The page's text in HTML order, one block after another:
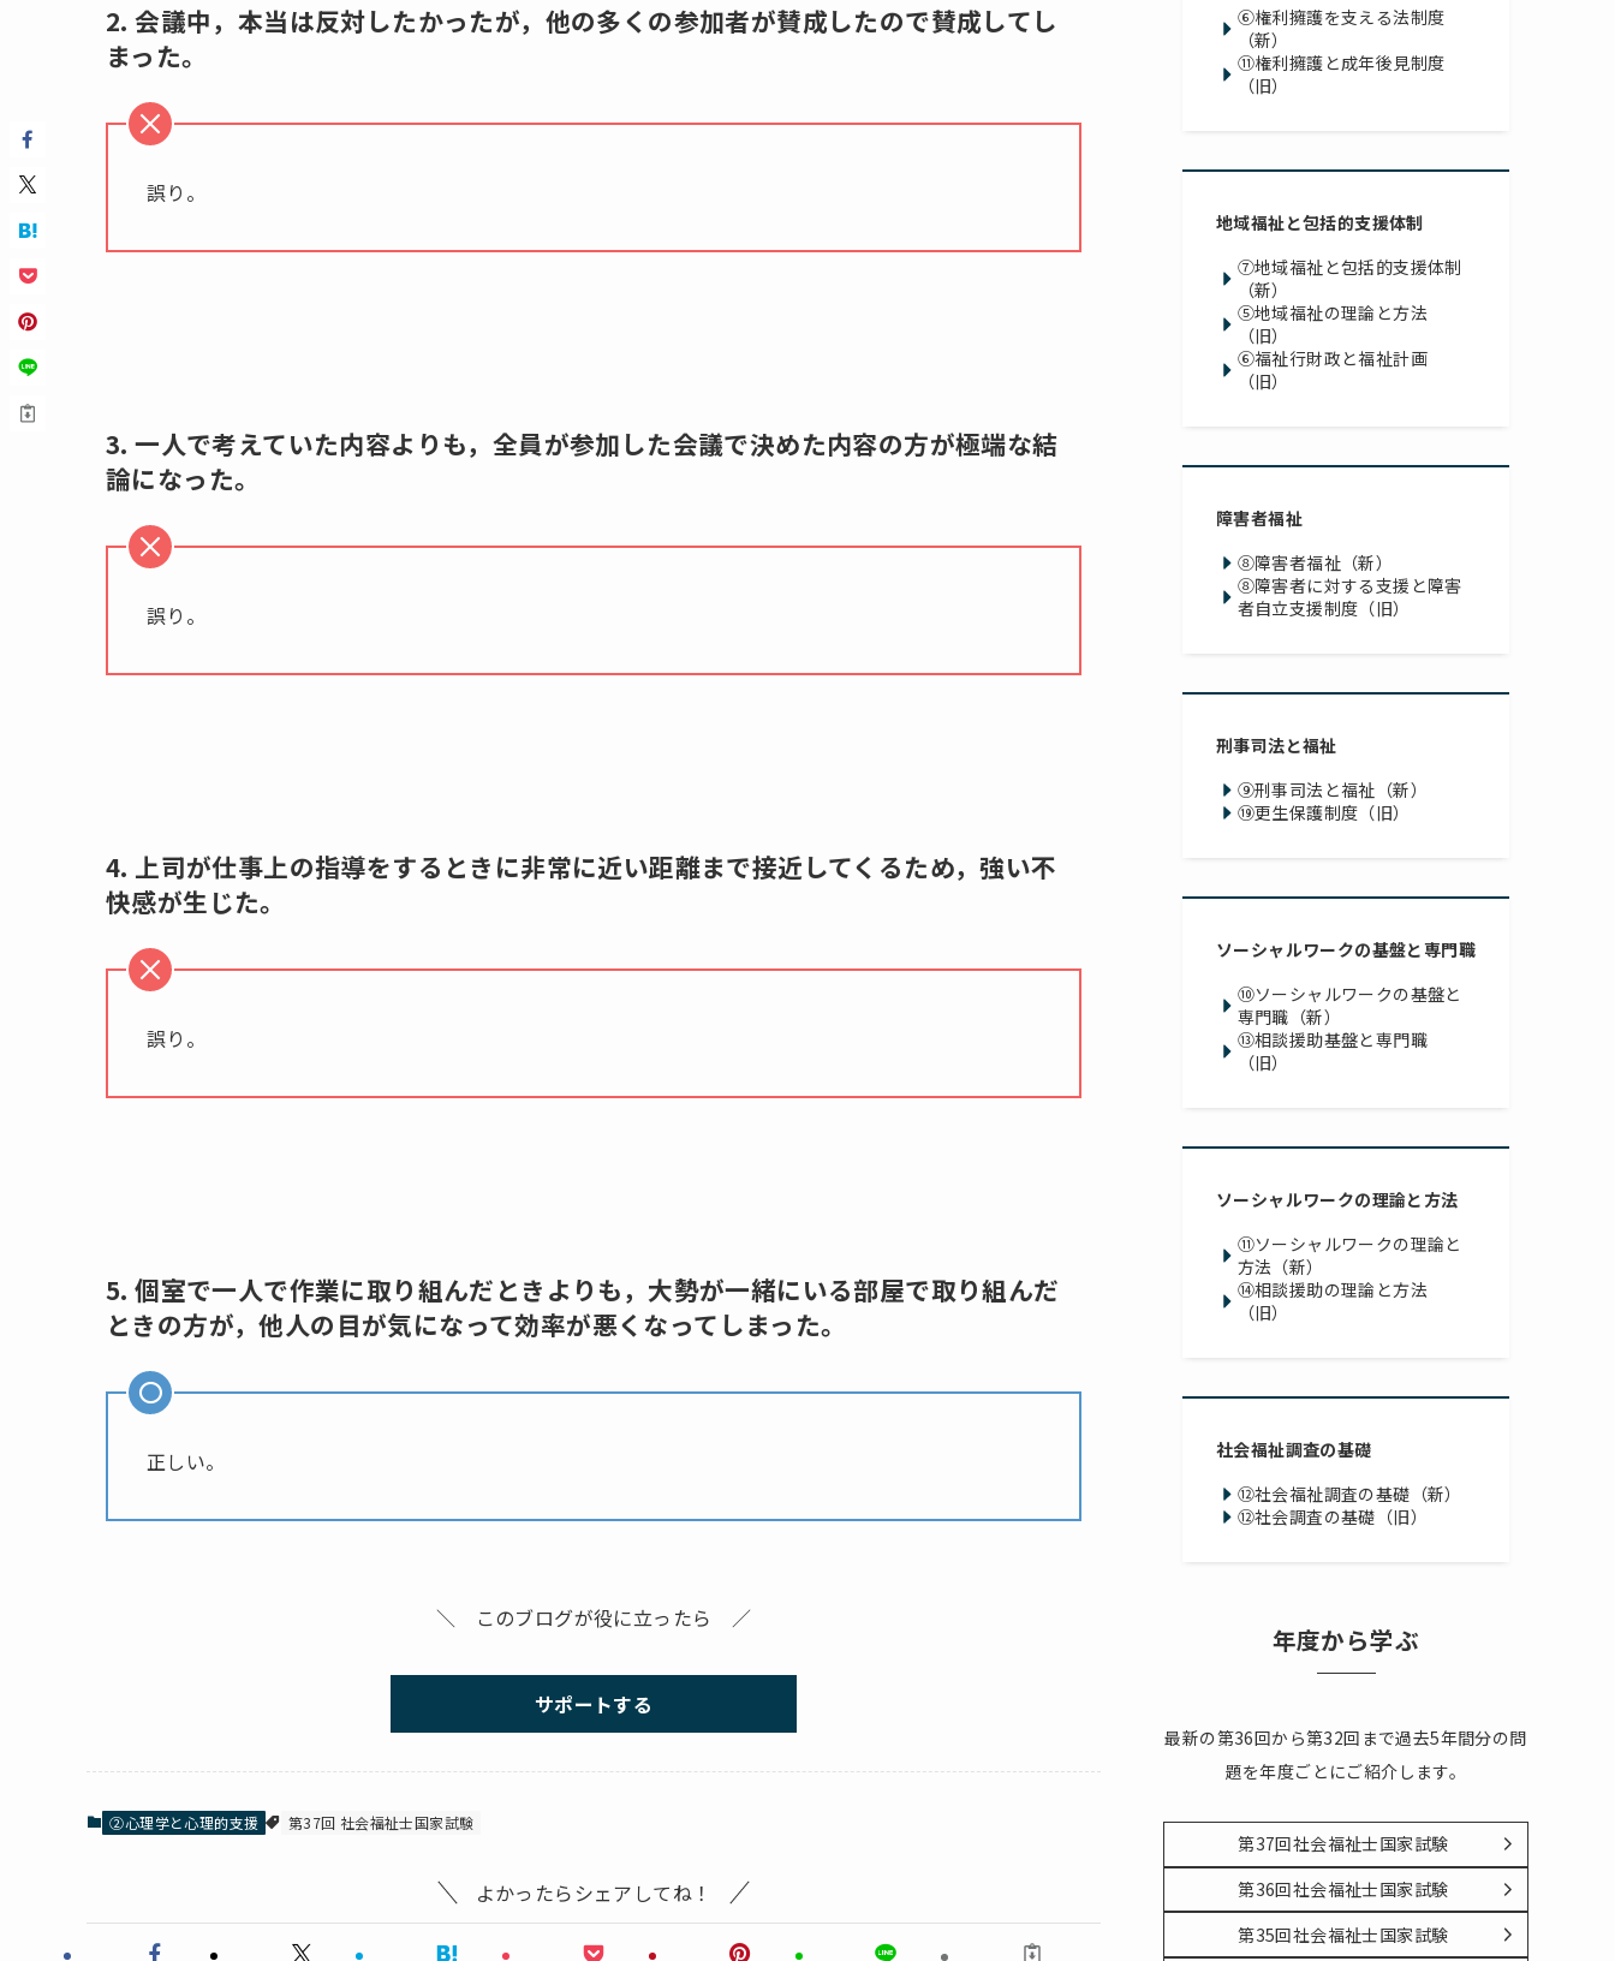
2. 会議中，本当は反対したかったが，他の多くの参加者が賛成したので賛成してし
まった。
誤り。
3. 一人で考えていた内容よりも，全員が参加した会議で決めた内容の方が極端な結
論になった。
誤り。
4. 上司が仕事上の指導をするときに非常に近い距離まで接近してくるため，強い不
快感が生じた。
誤り。
5. 個室で一人で作業に取り組んだときよりも，大勢が一緒にいる部屋で取り組んだ
ときの方が，他人の目が気になって効率が悪くなってしまった。
正しい。
＼ このブログが役に立ったら ／
サポートする
②心理学と心理的支援 第37回 社会福祉士国家試験
よかったらシェアしてね！
⑥権利擁護を支える法制度
（新）
⑪権利擁護と成年後見制度
（旧）
地域福祉と包括的支援体制
⑦地域福祉と包括的支援体制
（新）
⑤地域福祉の理論と方法
（旧）
⑥福祉行財政と福祉計画
（旧）
障害者福祉
⑧障害者福祉（新）
⑧障害者に対する支援と障害
者自立支援制度（旧）
刑事司法と福祉
⑨刑事司法と福祉（新）
⑲更生保護制度（旧）
ソーシャルワークの基盤と専門職
⑩ソーシャルワークの基盤と
専門職（新）
⑬相談援助基盤と専門職
（旧）
ソーシャルワークの理論と方法
⑪ソーシャルワークの理論と
方法（新）
⑭相談援助の理論と方法
（旧）
社会福祉調査の基礎
⑫社会福祉調査の基礎（新）
⑫社会調査の基礎（旧）
年度から学ぶ
最新の第36回から第32回まで過去5年間分の問
題を年度ごとにご紹介します。
第37回社会福祉士国家試験
第36回社会福祉士国家試験
第35回社会福祉士国家試験